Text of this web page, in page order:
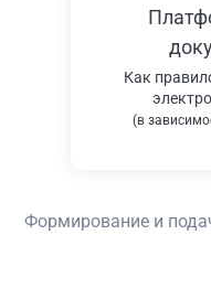
Как
(в
Формирование и